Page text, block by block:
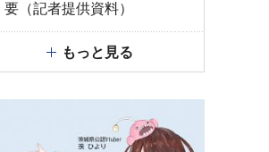
要（記者提供資料）
もっと見る